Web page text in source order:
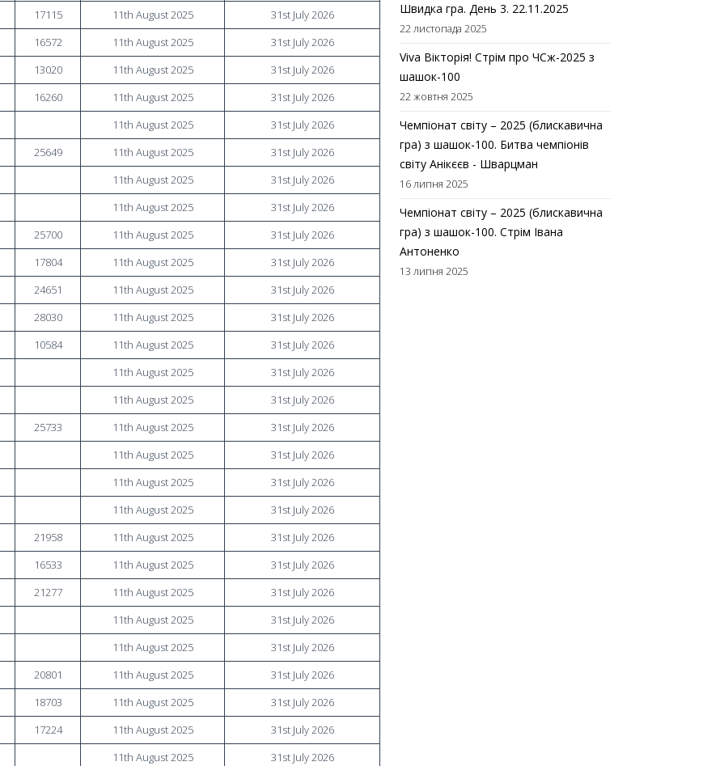
17115 11th August 2025
31st July 2026
16572 11th August 2025
31st July 2026
13020 11th August 2025
31st July 2026
16260 11th August 2025
31st July 2026
11th August 2025
31st July 2026
25649 11th August 2025
31st July 2026
11th August 2025
31st July 2026
11th August 2025
31st July 2026
25700 11th August 2025
31st July 2026
17804 11th August 2025
31st July 2026
24651 11th August 2025
31st July 2026
28030 11th August 2025
31st July 2026
10584 11th August 2025
31st July 2026
11th August 2025
31st July 2026
11th August 2025
31st July 2026
25733 11th August 2025
31st July 2026
11th August 2025
31st July 2026
11th August 2025
31st July 2026
11th August 2025
31st July 2026
21958 11th August 2025
31st July 2026
16533 11th August 2025
31st July 2026
21277 11th August 2025
31st July 2026
11th August 2025
31st July 2026
11th August 2025
31st July 2026
20801 11th August 2025
31st July 2026
18703 11th August 2025
31st July 2026
17224 11th August 2025
31st July 2026
11th August 2025
31st July 2026
Швидка гра. День 3. 22.11.2025
22 листопада 2025
Viva Вікторія! Стрім про ЧСж-2025 з
шашок-100
22 жовтня 2025
Чемпіонат світу – 2025 (блискавична
гра) з шашок-100. Битва чемпіонів
світу Анікєєв - Шварцман
16 липня 2025
Чемпіонат світу – 2025 (блискавична
гра) з шашок-100. Стрім Івана
Антоненко
13 липня 2025